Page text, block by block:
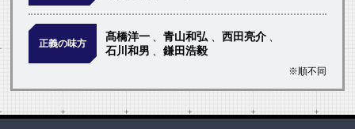
正義の味方
髙橋洋一 青山和弘
西田亮介
石川和男
鎌田浩毅
※順不同